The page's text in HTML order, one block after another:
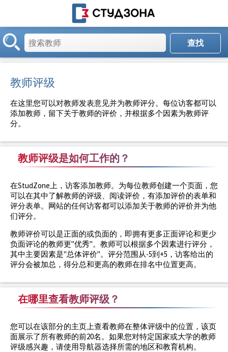
教师评级
在这里您可以对教师发表意见并为教师评分。每位访客都可以
添加教师，留下关于教师的评价，并根据多个因素为教师评
分。
教师评级是如何工作的？
在StudZone上，访客添加教师。为每位教师创建一个页面，您
可以在其中了解教师的评级、阅读评价，有添加评价的表单和
评分表单。网站的任何访客都可以添加关于教师的评价并为他
们评分。
教师评价可以是正面的或负面的，即拥有更多正面评论和更少
负面评论的教师更"优秀"。教师可以根据多个因素进行评分，
其中主要因素是"总体评价"。评分范围从-5到+5，访客给出的
评分会被加总，得分总和更高的教师在排名中位置更高。
在哪里查看教师评级？
您可以在该部分的主页上查看教师在整体评级中的位置，该页
面展示了所有教师的前20名。如果您对特定国家或大学的教师
评级感兴趣，请使用导航器选择所需的地区和教育机构。